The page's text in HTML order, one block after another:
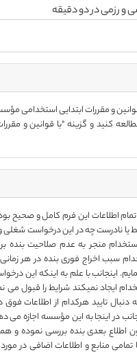
و رزمی در دو دقیقه
و مقررات ابتدایی استخدامی
کنید و گزینه "با قوانین و
اطلاعات این فرم کامل و صحیح
یا نادرست چه در این درخواست
منجر به عدم صلاحیت بنده
سبب اخراج فوری بنده در هر
اینجانب با علم به اینکه این
ایجاد نمیکند شرایط را قبول می
تایید هرکدام از اطلاعات فوق
در اینجا به این مؤسسه اجازه
اطلاع بعدی بنده بررسی نموده و
منابع و اطلاعات اضافی در